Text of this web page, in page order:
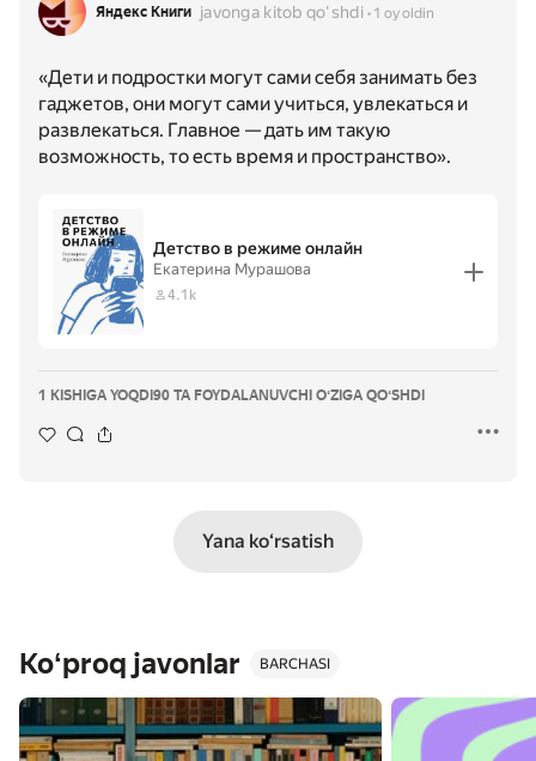
Яндекс Книги javonga kitob qoʻshdi 1 oy oldin
«Дети и подростки могут сами себя занимать без
гаджетов, они могут сами учиться, увлекаться и
развлекаться. Главное — дать им такую
возможность, то есть время и пространство».
Детство в режиме онлайн
Екатерина Мурашова
4.1k
1 KISHIGA YOQDI 90 TA FOYDALANUVCHI OʻZIGA QOʻSHDI
Yana koʻrsatish
Koʻproq javonlar BARCHASI